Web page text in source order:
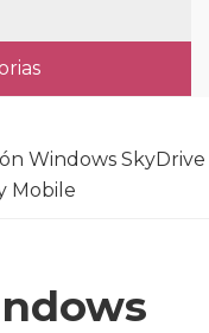
Windows SkyDrive
Mobile